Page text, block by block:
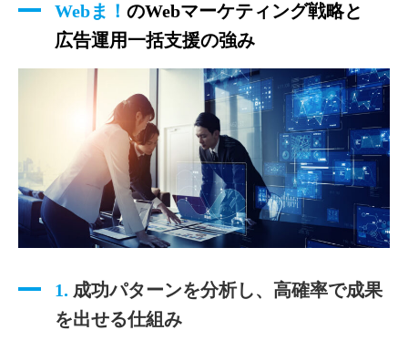
Webま！ のWebマーケティング戦略と
広告運用一括支援の強み
1. 成功パターンを分析し、高確率で成果
を出せる仕組み